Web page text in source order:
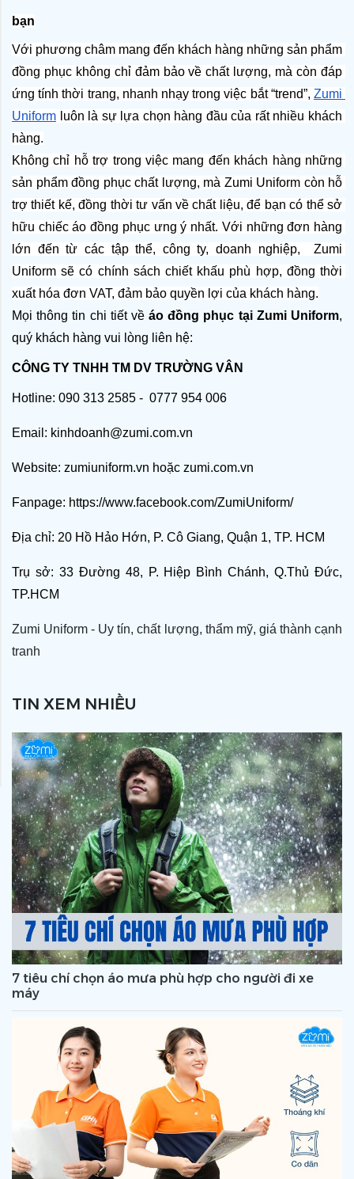
TIN XEM NHIỀU
7 tiêu chí chọn áo mưa phù hợp cho người đi xe
máy
bạn
Với phương châm mang đến khách hàng những sản phẩm
đồng phục không chỉ đảm bảo về chất lượng, mà còn đáp
ứng tính thời trang, nhanh nhạy trong việc bắt “trend”, Zumi
Uniform luôn là sự lựa chọn hàng đầu của rất nhiều khách
hàng.
Không chỉ hỗ trợ trong việc mang đến khách hàng những
sản phẩm đồng phục chất lượng, mà Zumi Uniform còn hỗ
trợ thiết kế, đồng thời tư vấn về chất liệu, để bạn có thể sở
hữu chiếc áo đồng phục ưng ý nhất. Với những đơn hàng
lớn đến từ các tập thể, công ty, doanh nghiệp,  Zumi
Uniform sẽ có chính sách chiết khấu phù hợp, đồng thời
xuất hóa đơn VAT, đảm bảo quyền lợi của khách hàng.
Mọi thông tin chi tiết về áo đồng phục tại Zumi Uniform,
quý khách hàng vui lòng liên hệ:
CÔNG TY TNHH TM DV TRƯỜNG VÂN
Hotline: 090 313 2585 - 0777 954 006
Email: kinhdoanh@zumi.com.vn
Website: zumiuniform.vn hoặc zumi.com.vn
Fanpage: https://www.facebook.com/ZumiUniform/
Địa chỉ: 20 Hồ Hảo Hớn, P. Cô Giang, Quận 1, TP. HCM
Trụ sở: 33 Đường 48, P. Hiệp Bình Chánh, Q.Thủ Đức,
TP.HCM
Zumi Uniform - Uy tín, chất lượng, thẩm mỹ, giá thành cạnh
tranh